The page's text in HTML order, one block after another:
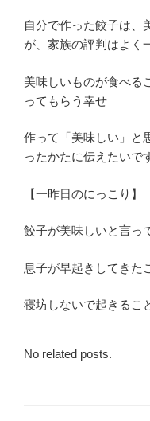
自分で作った餃子は、
が、家族の評判はよく
美味しいものが食べる
ってもらう幸せ
作って「美味しい」と
ったかたに伝えたいで
【一昨日のにっこり】
餃子が美味しいと言っ
息子が早起きしてきた
寝坊しないで起きるこ
No related posts.